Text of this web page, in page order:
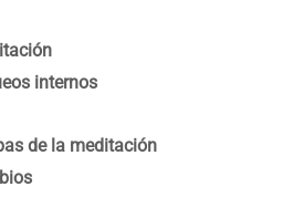
internos
de la meditación